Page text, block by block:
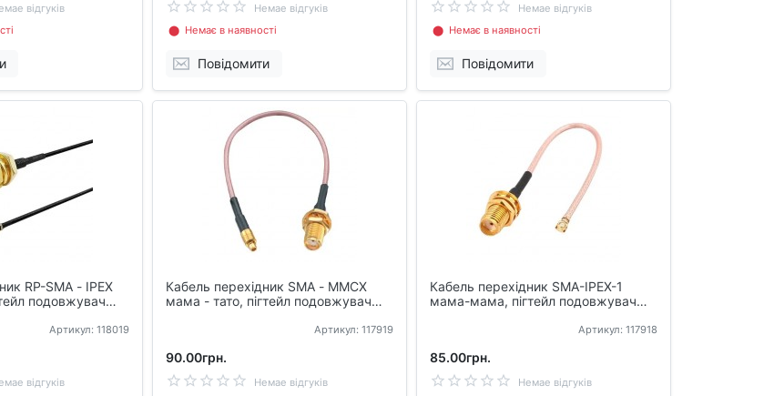
відгуків
Немае відгуків
⬤ Немає в наявності
Повідомити
Немае відгуків
⬤ Немає в наявності
Повідомити
RP-SMA - IPEX
подовжувач
Артикул: 118019
відгуків
Кабель перехідник SMA - MMCX
мама - тато, пігтейл подовжувач
Артикул: 117919
90.00грн.
Немае відгуків
Кабель перехідник SMA-IPEX-1
мама-мама, пігтейл подовжувач
Артикул: 117918
85.00грн.
Немае відгуків